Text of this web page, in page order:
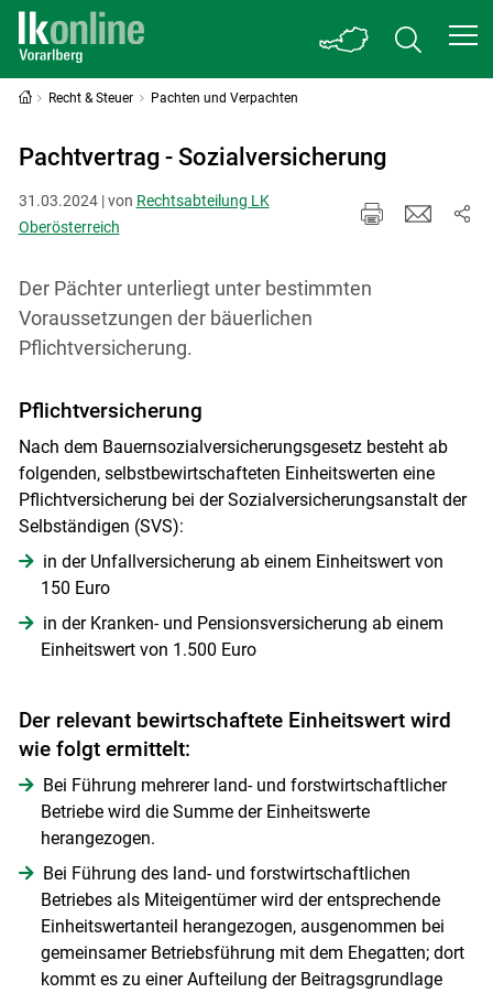
Recht & Steuer Pachten und Verpachten
Pachtvertrag - Sozialversicherung
31.03.2024 | von Rechtsabteilung LK
Oberösterreich
Der Pächter unterliegt unter bestimmten
Voraussetzungen der bäuerlichen
Pflichtversicherung.
Pflichtversicherung
Nach dem Bauernsozialversicherungsgesetz besteht ab
folgenden, selbstbewirtschafteten Einheitswerten eine
Pflichtversicherung bei der Sozialversicherungsanstalt der
Selbständigen (SVS):
in der Unfallversicherung ab einem Einheitswert von
150 Euro
in der Kranken- und Pensionsversicherung ab einem
Einheitswert von 1.500 Euro
Der relevant bewirtschaftete Einheitswert wird
wie folgt ermittelt:
Bei Führung mehrerer land- und forstwirtschaftlicher
Betriebe wird die Summe der Einheitswerte
herangezogen.
Bei Führung des land- und forstwirtschaftlichen
Betriebes als Miteigentümer wird der entsprechende
Einheitswertanteil herangezogen, ausgenommen bei
gemeinsamer Betriebsführung mit dem Ehegatten; dort
kommt es zu einer Aufteilung der Beitragsgrundlage